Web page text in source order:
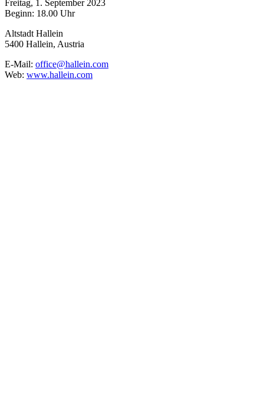
Freitag, 1. September 2023
Beginn: 18.00 Uhr
Altstadt Hallein
5400 Hallein, Austria
E-Mail: office@hallein.com
Web: www.hallein.com